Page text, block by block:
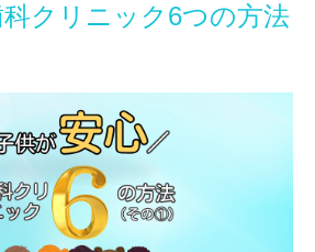
クリニック6つの方法